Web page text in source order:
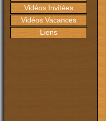
Vidéos Invitées
Vidéos Vacances
Liens